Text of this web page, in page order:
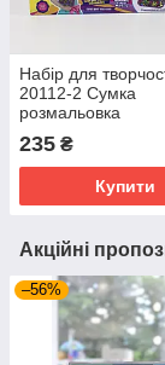
Набір для
20112-2 Сумка
розмальовка
235 ₴
Купити
Акційні
–56%